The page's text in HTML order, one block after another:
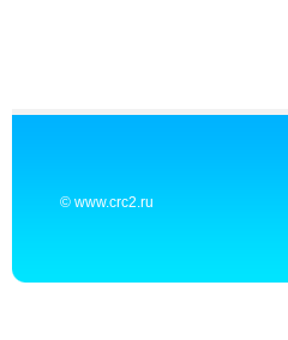
© www.crc2.ru